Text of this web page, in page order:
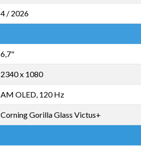
4 / 2026
6,7"
2340 x 1080
AM OLED, 120 Hz
Corning Gorilla Glass Victus+